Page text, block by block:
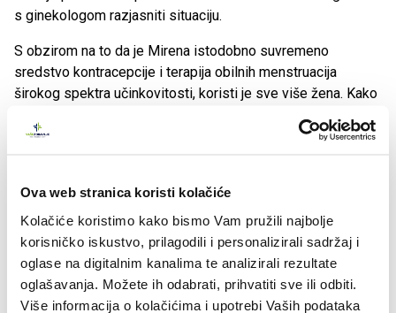
Ova web stranica koristi kolačiće
Kolačiće koristimo kako bismo Vam pružili najbolje
korisničko iskustvo, prilagodili i personalizirali sadržaj i
oglase na digitalnim kanalima te analizirali rezultate
oglašavanja. Možete ih odabrati, prihvatiti sve ili odbiti.
Više informacija o kolačićima i upotrebi Vaših podataka
s ginekologom razjasniti situaciju.
S obzirom na to da je Mirena istodobno suvremeno
sredstvo kontracepcije i terapija obilnih menstruacija
širokog spektra učinkovitosti, koristi je sve više žena. Kako
suvremeni tempo života ostavlja sve manje vremena za
svakodnevno razmišljanje o zaštiti od neželjene trudnoće,
intrauterinog sustava među modernim ženama.
Poliklinika "Sara" za ginekologiju i neinvazivnu estetsku
medicinu
Maksimirska 96, Zagreb
M: +385 99 4277 666
E:info@poliklinika-sara.hr